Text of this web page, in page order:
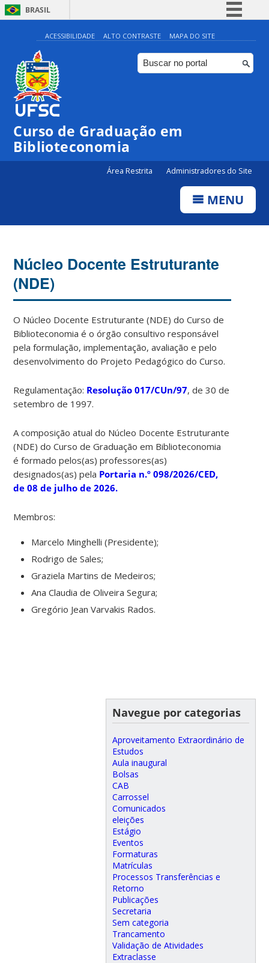
BRASIL
Simplifique!
Comunica BR
Participe
Canais
ACESSIBILIDADE ALTO CONTRASTE MAPA DO SITE
Curso de Graduação em
Biblioteconomia
Área Restrita Administradores do Site
MENU
Núcleo Docente Estruturante
(NDE)
O Núcleo Docente Estruturante (NDE) do Curso de
Biblioteconomia é o órgão consultivo responsável
pela formulação, implementação, avaliação e pelo
desenvolvimento do Projeto Pedagógico do Curso.
Regulamentação: Resolução 017/CUn/97, de 30 de
setembro de 1997.
A composição atual do Núcleo Docente Estruturante
(NDE) do Curso de Graduação em Biblioteconomia
é formado pelos(as) professores(as)
designados(as) pela Portaria n.º 098/2026/CED,
de 08 de julho de 2026.
Membros:
Marcelo Minghelli (Presidente);
Rodrigo de Sales;
Graziela Martins de Medeiros;
Ana Claudia de Oliveira Segura;
Gregório Jean Varvakis Rados.
Navegue por categorias
Aproveitamento Extraordinário de
Estudos
Aula inaugural
Bolsas
CAB
Carrossel
Comunicados
eleições
Estágio
Eventos
Formaturas
Matrículas
Processos Transferências e
Retorno
Publicações
Secretaria
Sem categoria
Trancamento
Validação de Atividades
Extraclasse